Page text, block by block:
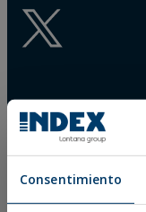
Consentimiento